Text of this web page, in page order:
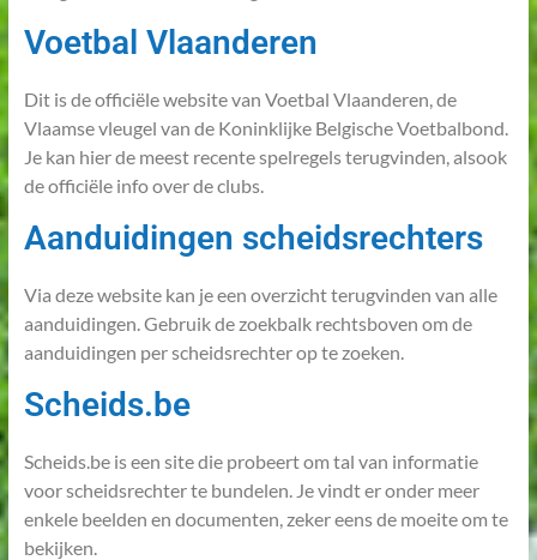
Voetbal Vlaanderen
Dit is de officiële website van Voetbal Vlaanderen, de
Vlaamse vleugel van de Koninklijke Belgische Voetbalbond.
Je kan hier de meest recente spelregels terugvinden, alsook
de officiële info over de clubs.
Aanduidingen scheidsrechters
Via deze website kan je een overzicht terugvinden van alle
aanduidingen. Gebruik de zoekbalk rechtsboven om de
aanduidingen per scheidsrechter op te zoeken.
Scheids.be
Scheids.be is een site die probeert om tal van informatie
voor scheidsrechter te bundelen. Je vindt er onder meer
enkele beelden en documenten, zeker eens de moeite om te
bekijken.